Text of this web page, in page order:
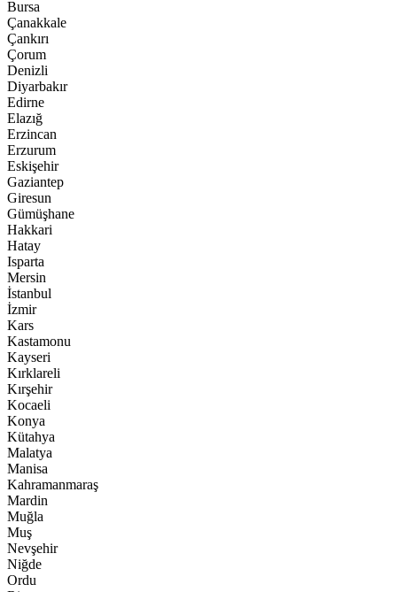
Bursa
Çanakkale
Çankırı
Çorum
Denizli
Diyarbakır
Edirne
Elazığ
Erzincan
Erzurum
Eskişehir
Gaziantep
Giresun
Gümüşhane
Hakkari
Hatay
Isparta
Mersin
İstanbul
İzmir
Kars
Kastamonu
Kayseri
Kırklareli
Kırşehir
Kocaeli
Konya
Kütahya
Malatya
Manisa
Kahramanmaraş
Mardin
Muğla
Muş
Nevşehir
Niğde
Ordu